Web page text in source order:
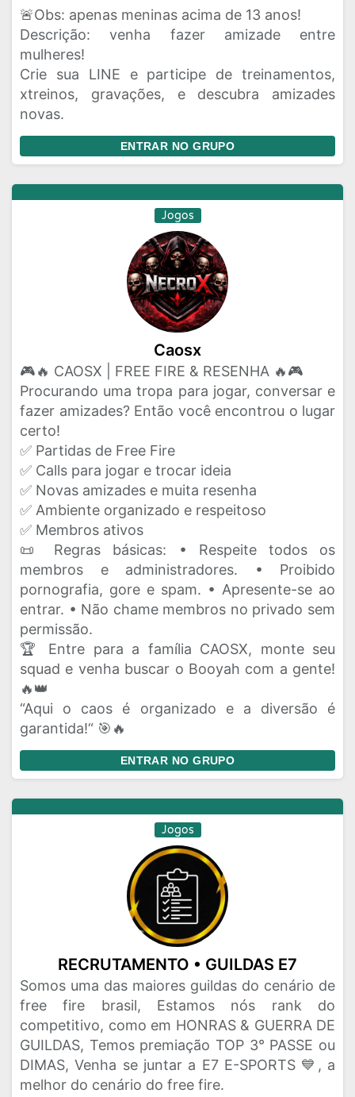
🚨Obs: apenas meninas acima de 13 anos!
Descrição: venha fazer amizade entre
mulheres!
Crie sua LINE e participe de treinamentos,
xtreinos, gravações, e descubra amizades
novas.
ENTRAR NO GRUPO
Jogos
Caosx
🎮🔥 CAOSX | FREE FIRE & RESENHA 🔥🎮
Procurando uma tropa para jogar, conversar e
fazer amizades? Então você encontrou o lugar
certo!
✅ Partidas de Free Fire
✅ Calls para jogar e trocar ideia
✅ Novas amizades e muita resenha
✅ Ambiente organizado e respeitoso
✅ Membros ativos
📜 Regras básicas: • Respeite todos os
membros e administradores. • Proibido
pornografia, gore e spam. • Apresente-se ao
entrar. • Não chame membros no privado sem
permissão.
🏆 Entre para a família CAOSX, monte seu
squad e venha buscar o Booyah com a gente!
🔥👑
“Aqui o caos é organizado e a diversão é
garantida!“ 🎯🔥
ENTRAR NO GRUPO
Jogos
RECRUTAMENTO • GUILDAS E7
Somos uma das maiores guildas do cenário de
free fire brasil, Estamos nós rank do
competitivo, como em HONRAS & GUERRA DE
GUILDAS, Temos premiação TOP 3° PASSE ou
DIMAS, Venha se juntar a E7 E-SPORTS 💙, a
melhor do cenário do free fire.